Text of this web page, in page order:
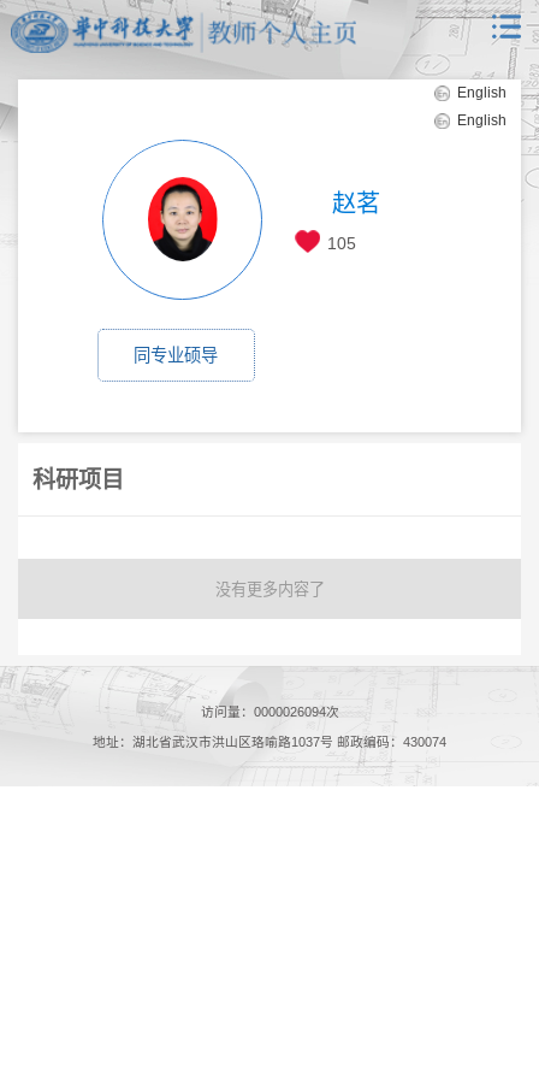
English
English
赵茗
105
同专业硕导
科研项目
没有更多内容了
访问量： 0000026094次
地址：湖北省武汉市洪山区珞喻路1037号 邮政编码：430074